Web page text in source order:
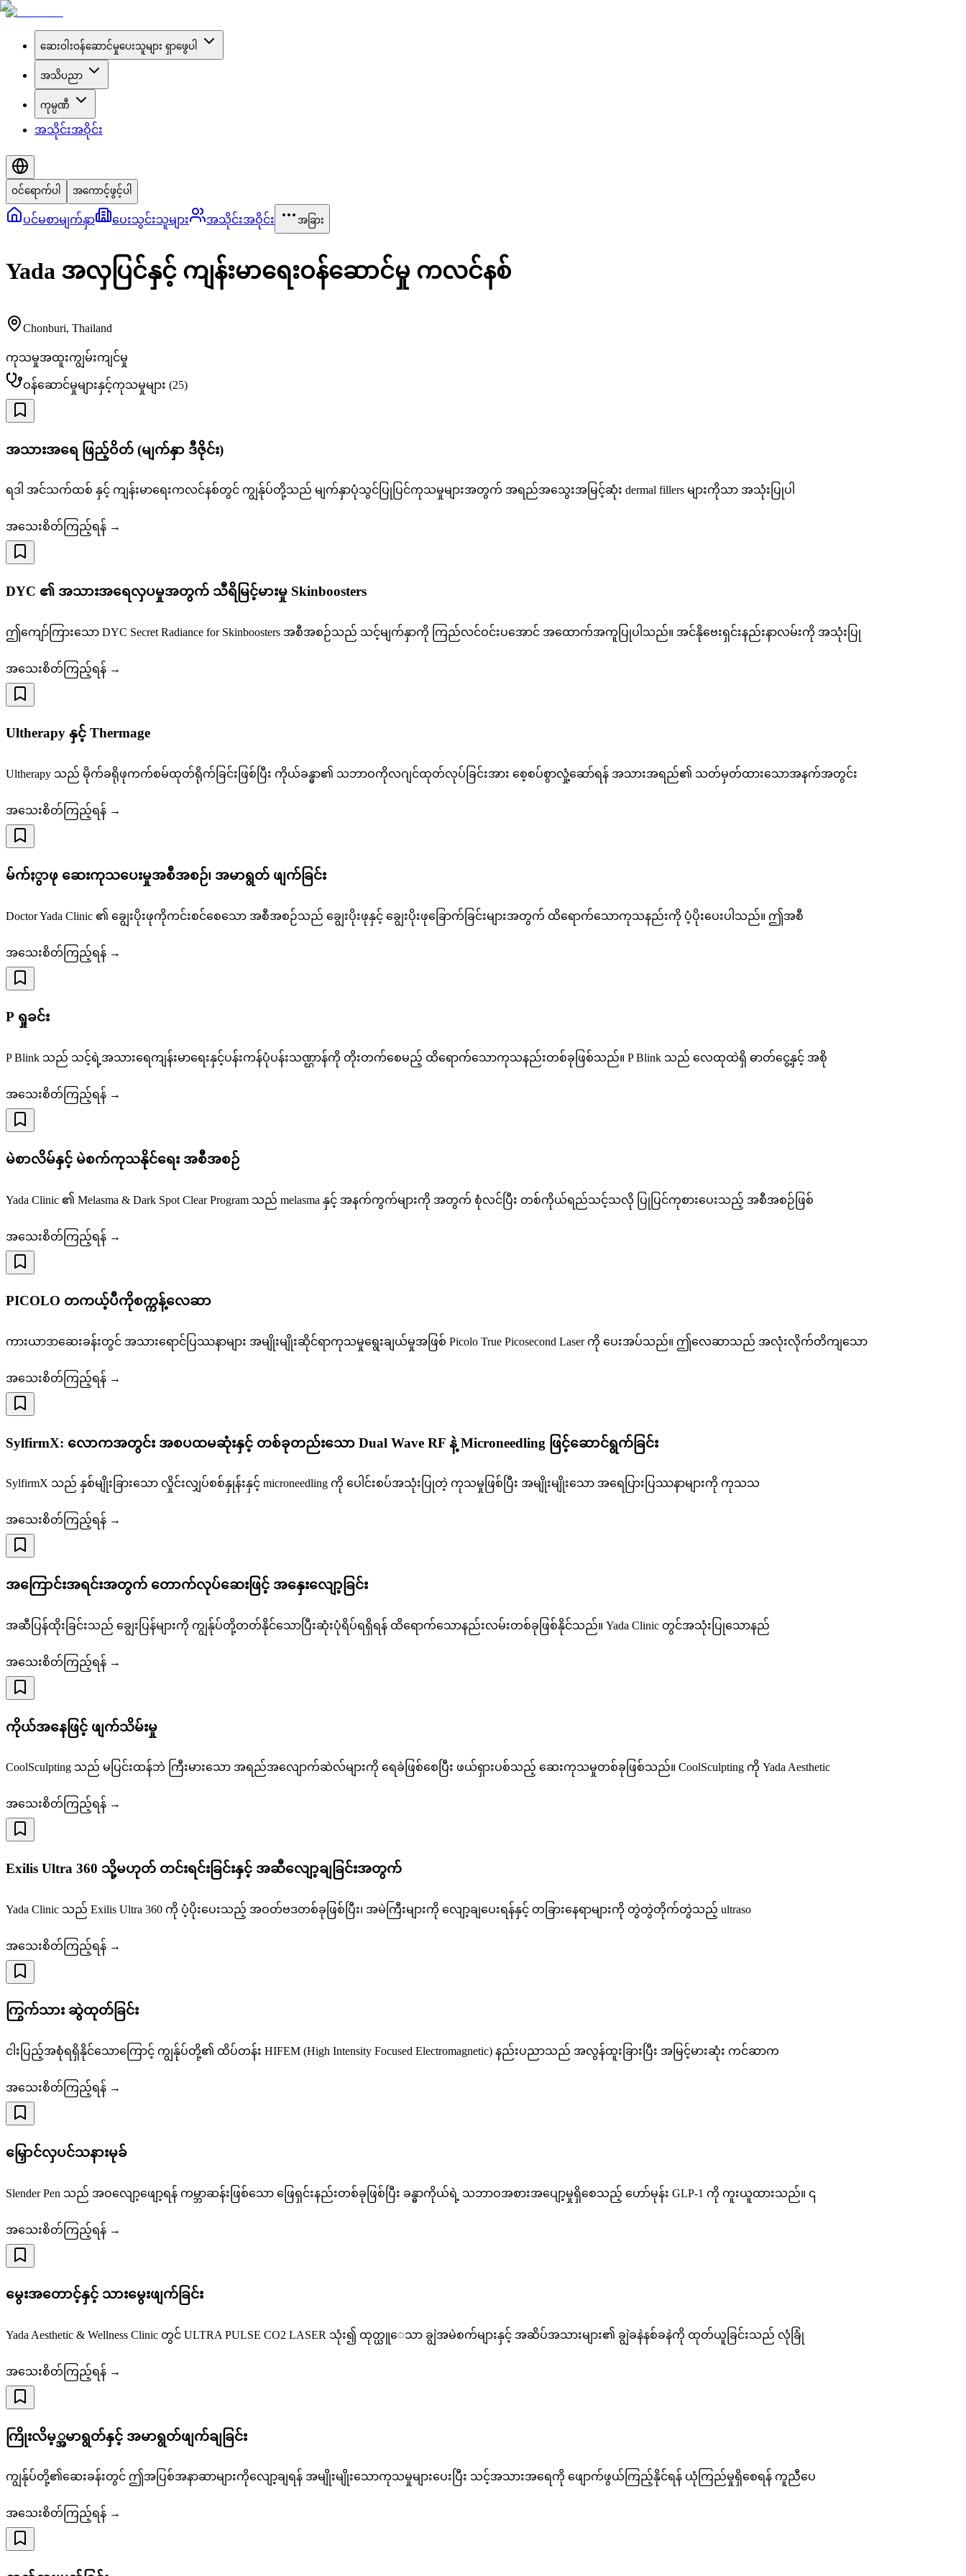
ဆေးဝါးဝန်ဆောင်မှုပေးသူများ ရှာဖွေပါ
အသိပညာ
ကုမ္ပဏီ
အသိုင်းအဝိုင်း
ဝင်ရောက်ပါ အကောင့်ဖွင့်ပါ
ပင်မစာမျက်နှာ ပေးသွင်းသူများ အသိုင်းအဝိုင်း အခြား
Yada အလှပြင်နှင့် ကျန်းမာရေးဝန်ဆောင်မှု ကလင်နစ်
Chonburi, Thailand
ကုသမှုအထူးကျွမ်းကျင်မှု
ဝန်ဆောင်မှုများနှင့်ကုသမှုများ (25)
အသားအရေ ဖြည့်ဝိတ် (မျက်နှာ ဒီဇိုင်း)
ရဒါ အင်သက်ထစ် နှင့် ကျန်းမာရေးကလင်နစ်တွင် ကျွန်ုပ်တို့သည် မျက်နှာပုံသွင်ပြုပြင်ကုသမှုများအတွက် အရည်အသွေးအမြင့်ဆုံး dermal fillers များကိုသာ အသုံးပြုပါ
အသေးစိတ်ကြည့်ရန် →
DYC ၏ အသားအရေလှပမှုအတွက် သီရိမြင့်မားမှု Skinboosters
ဤကျော်ကြားသော DYC Secret Radiance for Skinboosters အစီအစဉ်သည် သင့်မျက်နှာကို ကြည်လင်ဝင်းပအောင် အထောက်အကူပြုပါသည်။ အင်နိုဗေးရှင်းနည်းနာလမ်းကို အသုံးပြု
အသေးစိတ်ကြည့်ရန် →
Ultherapy နှင့် Thermage
Ultherapy သည် မိုက်ခရိုဖုကက်စမ်ထုတ်ရိုက်ခြင်းဖြစ်ပြီး ကိုယ်ခန္ဓာ၏ သဘာဝကိုလဂျင်ထုတ်လုပ်ခြင်းအား စေ့စပ်စွာလှုံ့ဆော်ရန် အသားအရည်၏ သတ်မှတ်ထားသောအနက်အတွင်း
အသေးစိတ်ကြည့်ရန် →
မ်က်ႏွာဖု ဆေးကုသပေးမှုအစီအစဉ်၊ အမာရွတ် ဖျက်ခြင်း
Doctor Yada Clinic ၏ ချွေးပိုးဖုကိုကင်းစင်စေသော အစီအစဉ်သည် ချွေးပိုးဖုနှင့် ချွေးပိုးဖုခြောက်ခြင်းများအတွက် ထိရောက်သောကုသနည်းကို ပံ့ပိုးပေးပါသည်။ ဤအစီ
အသေးစိတ်ကြည့်ရန် →
P ရှုခင်း
P Blink သည် သင့်ရဲ့အသားရေကျန်းမာရေးနှင့်ပန်းကန်ပုံပန်းသဏ္ဌာန်ကို တိုးတက်စေမည့် ထိရောက်သောကုသနည်းတစ်ခုဖြစ်သည်။ P Blink သည် လေထုထဲရှိ ဓာတ်ငွေ့နှင့် အစို
အသေးစိတ်ကြည့်ရန် →
မဲစာလိမ်နှင့် မဲစက်ကုသနိုင်ရေး အစီအစဉ်
Yada Clinic ၏ Melasma & Dark Spot Clear Program သည် melasma နှင့် အနက်ကွက်များကို အတွက် စုံလင်ပြီး တစ်ကိုယ်ရည်သင့်သလို ပြုပြင်ကုစားပေးသည့် အစီအစဉ်ဖြစ်
အသေးစိတ်ကြည့်ရန် →
PICOLO တကယ့်ပီကိုစက္ကန့်လေဆာ
ကားယာဒာဆေးခန်းတွင် အသားရောင်ပြဿနာများ အမျိုးမျိုးဆိုင်ရာကုသမှုရွေးချယ်မှုအဖြစ် Picolo True Picosecond Laser ကို ပေးအပ်သည်။ ဤလေဆာသည် အလုံးလိုက်တိကျသော
အသေးစိတ်ကြည့်ရန် →
SylfirmX: လောကအတွင်း အစပထမဆုံးနှင့် တစ်ခုတည်းသော Dual Wave RF နဲ့ Microneedling ဖြင့်ဆောင်ရွက်ခြင်း
SylfirmX သည် နှစ်မျိုးခြားသော လှိုင်းလျှပ်စစ်နှုန်းနှင့် microneedling ကို ပေါင်းစပ်အသုံးပြုတဲ့ ကုသမှုဖြစ်ပြီး အမျိုးမျိုးသော အရေပြားပြဿနာများကို ကုသသ
အသေးစိတ်ကြည့်ရန် →
အကြောင်းအရင်းအတွက် တောက်လုပ်ဆေးဖြင့် အနှေးလျော့ခြင်း
အဆီပြန်ထိုးခြင်းသည် ချွေးပြန်များကို ကျွန်ုပ်တို့တတ်နိုင်သောပြီးဆုံးပုံရိပ်ရရှိရန် ထိရောက်သောနည်းလမ်းတစ်ခုဖြစ်နိုင်သည်။ Yada Clinic တွင်အသုံးပြုသောနည်
အသေးစိတ်ကြည့်ရန် →
ကိုယ်အနေဖြင့် ဖျက်သိမ်းမှု
CoolSculpting သည် မပြင်းထန်ဘဲ ကြီးမားသော အရည်အလျောက်ဆဲလ်များကို ရေခဲဖြစ်စေပြီး ဖယ်ရှားပစ်သည့် ဆေးကုသမှုတစ်ခုဖြစ်သည်။ CoolSculpting ကို Yada Aesthetic
အသေးစိတ်ကြည့်ရန် →
Exilis Ultra 360 သို့မဟုတ် တင်းရင်းခြင်းနှင့် အဆီလျော့ချခြင်းအတွက်
Yada Clinic သည် Exilis Ultra 360 ကို ပံ့ပိုးပေးသည့် အဝတ်ဗဒတစ်ခုဖြစ်ပြီး၊ အမဲကြီးများကို လျော့ချပေးရန်နှင့် တခြားနေရာများကို တွဲတွဲတိုက်တွဲသည့် ultraso
အသေးစိတ်ကြည့်ရန် →
ကြွက်သား ဆွဲထုတ်ခြင်း
ငါးပြည့်အစုံရရှိနိုင်သောကြောင့် ကျွန်ုပ်တို့၏ ထိပ်တန်း HIFEM (High Intensity Focused Electromagnetic) နည်းပညာသည် အလွန်ထူးခြားပြီး အမြင့်မားဆုံး ကင်ဆာက
အသေးစိတ်ကြည့်ရန် →
မြှောင်လှပင်သနားမုခ်
Slender Pen သည် အဝလျော့ဖျော့ရန် ကမ္ဘာဆန်းဖြစ်သော ဖြေရှင်းနည်းတစ်ခုဖြစ်ပြီး ခန္ဓာကိုယ်ရဲ့ သဘာဝအစားအပျော့မှုရှိစေသည့် ဟော်မုန်း GLP-1 ကို ကူးယူထားသည်။ ၎
အသေးစိတ်ကြည့်ရန် →
မွေးအတောင့်နှင့် သားမွေးဖျက်ခြင်း
Yada Aesthetic & Wellness Clinic တွင် ULTRA PULSE CO2 LASER သုံး၍ ထုတ္ယူေသာ ချွဲအမဲစက်များနှင့် အဆိပ်အသားများ၏ ချွဲခနဲနစ်ခနဲကို ထုတ်ယူခြင်းသည် လုံခြုံ
အသေးစိတ်ကြည့်ရန် →
ကြိုးလိမ့္အမာရွတ်နှင့် အမာရွတ်ဖျက်ချခြင်း
ကျွန်ုပ်တို့၏ဆေးခန်းတွင် ဤအပြစ်အနာဆာများကိုလျော့ချရန် အမျိုးမျိုးသောကုသမှုများပေးပြီး သင့်အသားအရေကို ဖျောက်ဖွယ်ကြည့်နိုင်ရန် ယုံကြည်မှုရှိစေရန် ကူညီပေ
အသေးစိတ်ကြည့်ရန် →